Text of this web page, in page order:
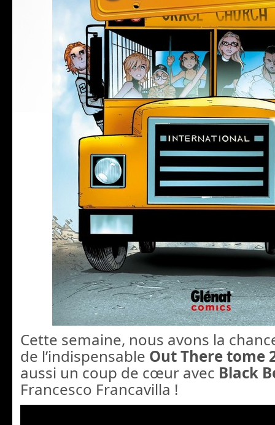
Cette semaine, nous avons la
de l’indispensable Out There tome
aussi un coup de cœur avec Black
Francesco Francavilla !